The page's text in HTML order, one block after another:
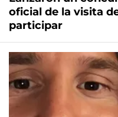
oficial de la visita
participar